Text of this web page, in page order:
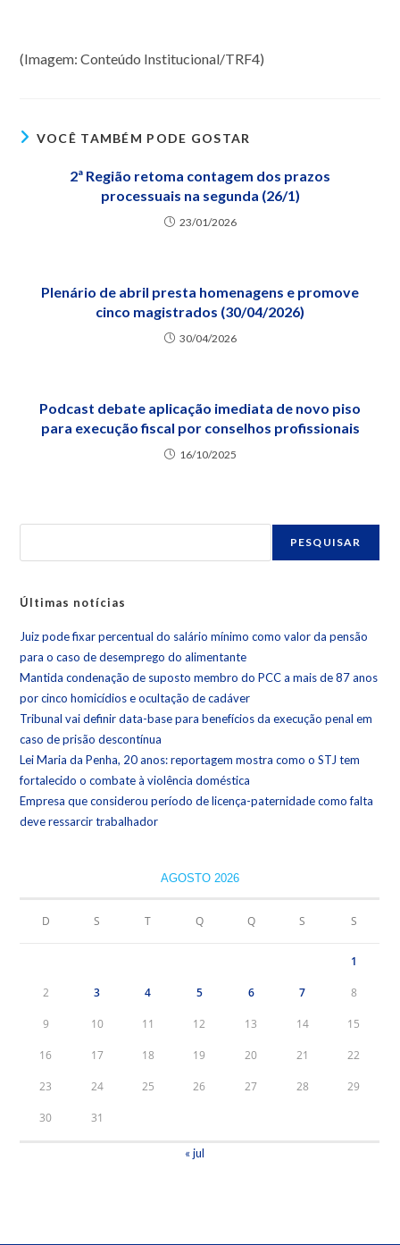
(Imagem: Conteúdo Institucional/TRF4)
VOCÊ TAMBÉM PODE GOSTAR
2ª Região retoma contagem dos prazos
processuais na segunda (26/1)
23/01/2026
Plenário de abril presta homenagens e promove
cinco magistrados (30/04/2026)
30/04/2026
Podcast debate aplicação imediata de novo piso
para execução fiscal por conselhos profissionais
16/10/2025
PESQUISAR
Últimas notícias
Juiz pode fixar percentual do salário mínimo como valor da pensão
para o caso de desemprego do alimentante
Mantida condenação de suposto membro do PCC a mais de 87 anos
por cinco homicídios e ocultação de cadáver
Tribunal vai definir data-base para benefícios da execução penal em
caso de prisão descontínua
Lei Maria da Penha, 20 anos: reportagem mostra como o STJ tem
fortalecido o combate à violência doméstica
Empresa que considerou período de licença-paternidade como falta
deve ressarcir trabalhador
AGOSTO 2026
D S T Q Q S S
1
2 3 4 5 6 7 8
9 10 11 12 13 14 15
16 17 18 19 20 21 22
23 24 25 26 27 28 29
30 31
« jul